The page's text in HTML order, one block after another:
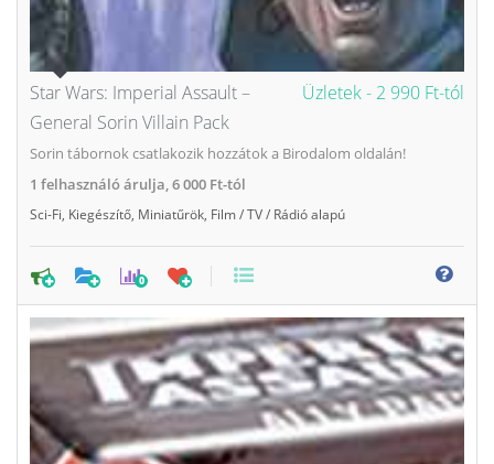
Üzletek - 2 990 Ft-tól
Star Wars: Imperial Assault –
General Sorin Villain Pack
Sorin tábornok csatlakozik hozzátok a Birodalom oldalán!
1 felhasználó árulja,6 000 Ft-tól
Sci-Fi, Kiegészítő, Miniatűrök, Film / TV / Rádió alapú
0